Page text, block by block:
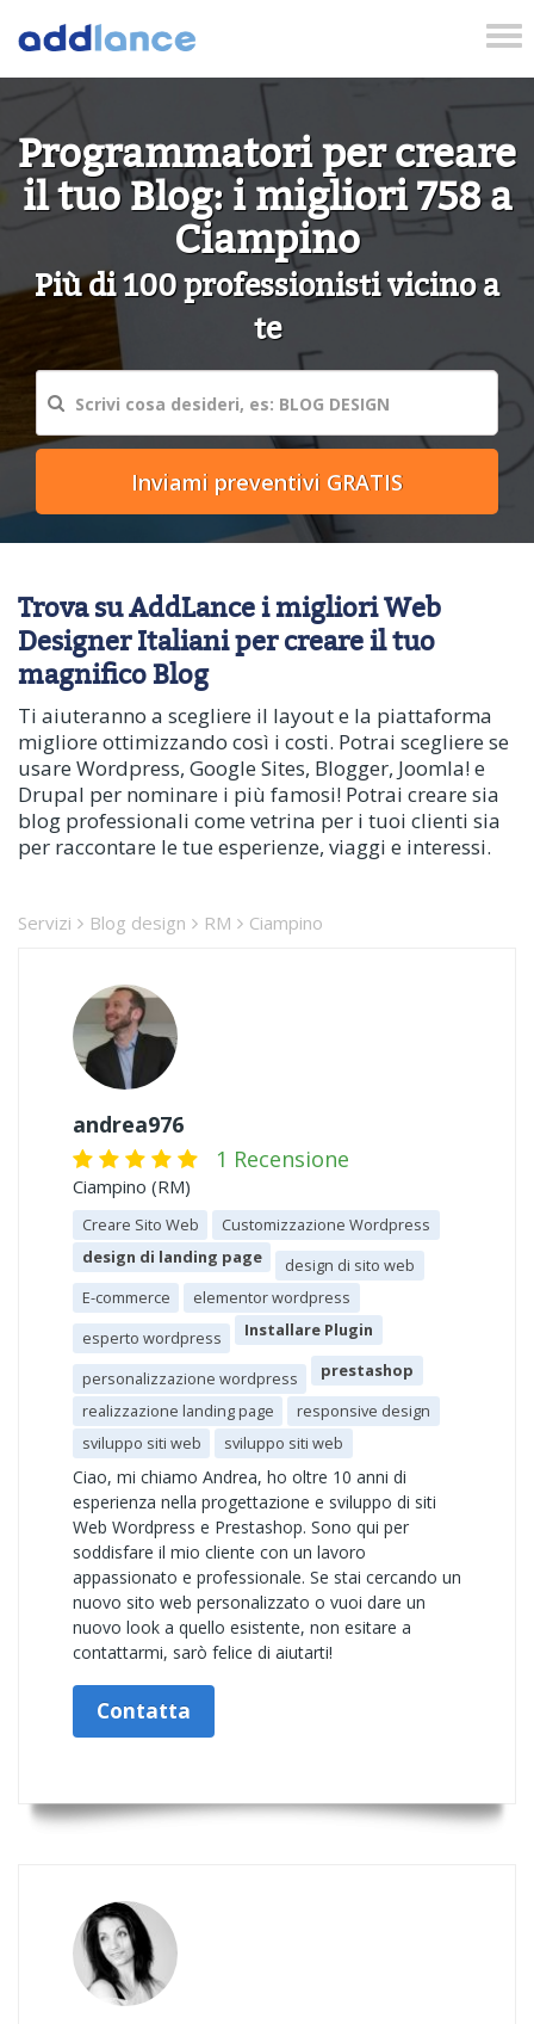
Programmatori per creare
il tuo Blog: i migliori 758 a
Ciampino
Più di 100 professionisti vicino a
te
Trova su AddLance i migliori Web
Designer Italiani per creare il tuo
magnifico Blog
Ti aiuteranno a scegliere il layout e la piattaforma
migliore ottimizzando così i costi. Potrai scegliere se
usare Wordpress, Google Sites, Blogger, Joomla! e
Drupal per nominare i più famosi! Potrai creare sia
blog professionali come vetrina per i tuoi clienti sia
per raccontare le tue esperienze, viaggi e interessi.
Servizi Blog design RM Ciampino
andrea976
1 Recensione
Ciampino (RM)
Creare Sito Web
Customizzazione Wordpress
design di landing page
design di sito web
E-commerce
elementor wordpress
esperto wordpress
Installare Plugin
personalizzazione wordpress
prestashop
realizzazione landing page
responsive design
sviluppo siti web
sviluppo siti web
Ciao, mi chiamo Andrea, ho oltre 10 anni di
esperienza nella progettazione e sviluppo di siti
Web Wordpress e Prestashop. Sono qui per
soddisfare il mio cliente con un lavoro
appassionato e professionale. Se stai cercando un
nuovo sito web personalizzato o vuoi dare un
nuovo look a quello esistente, non esitare a
contattarmi, sarò felice di aiutarti!
Contatta